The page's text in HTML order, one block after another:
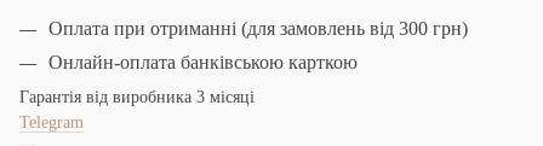
Оплата при отриманні (для замовлень від 300 грн)
Онлайн-оплата банківською карткою
Гарантія від виробника 3 місяці
Telegram